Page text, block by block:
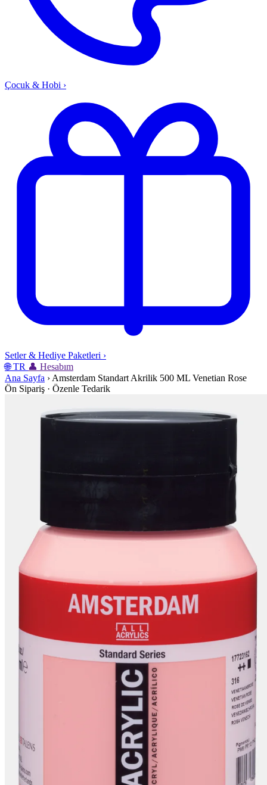
Çocuk & Hobi ›
Setler & Hediye Paketleri ›
🌐 TR 👤 Hesabım
Ana Sayfa › Amsterdam Standart Akrilik 500 ML Venetian Rose
Ön Sipariş · Özenle Tedarik